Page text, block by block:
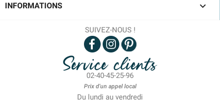
INFORMATIONS 
SUIVEZ-NOUS !
Service clients
02-40-45-25-96
Prix d'un appel local
Du lundi au vendredi